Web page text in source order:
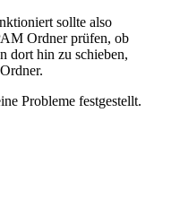
sollte also
Ordner prüfen, ob
dort hin zu schieben,
Probleme festgestellt.